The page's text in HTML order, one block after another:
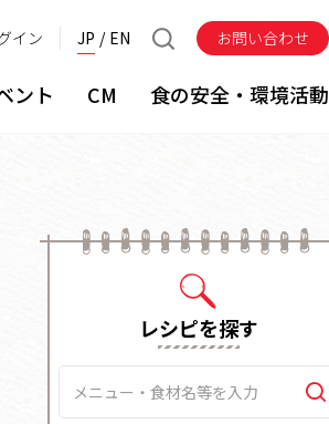
イン JP EN お問い合わせ
ント CM 食の安全・環境活動
レシピを探す